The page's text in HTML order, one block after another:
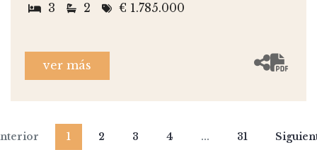
3 2 € 1.785.000
ver más
1 2 3 4 ... 31